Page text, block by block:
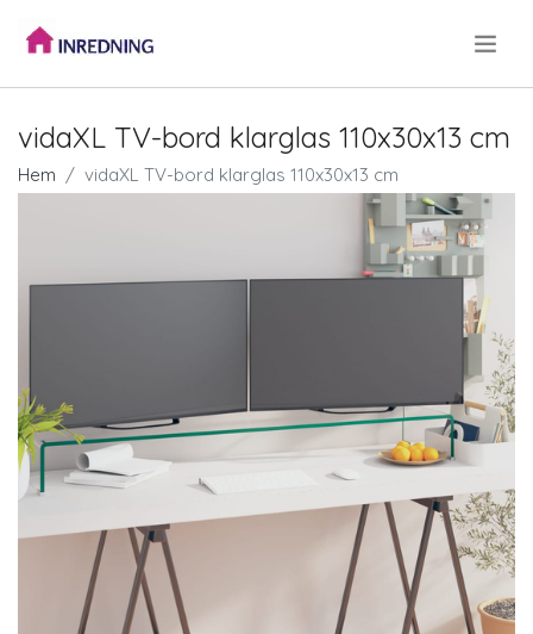
vidaXL TV-bord klarglas 110x30x13 cm
Hem vidaXL TV-bord klarglas 110x30x13 cm